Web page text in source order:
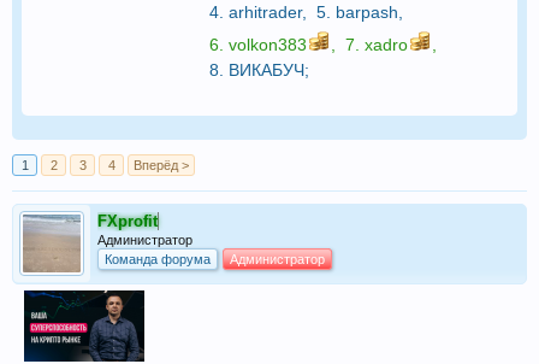
4. arhitrader, 5. barpash
6. volkon383 7. xadro
8. ВИКАБУЧ;
1 2 3 4 Вперёд >
FXprofit
Администратор
Команда форума
Администратор